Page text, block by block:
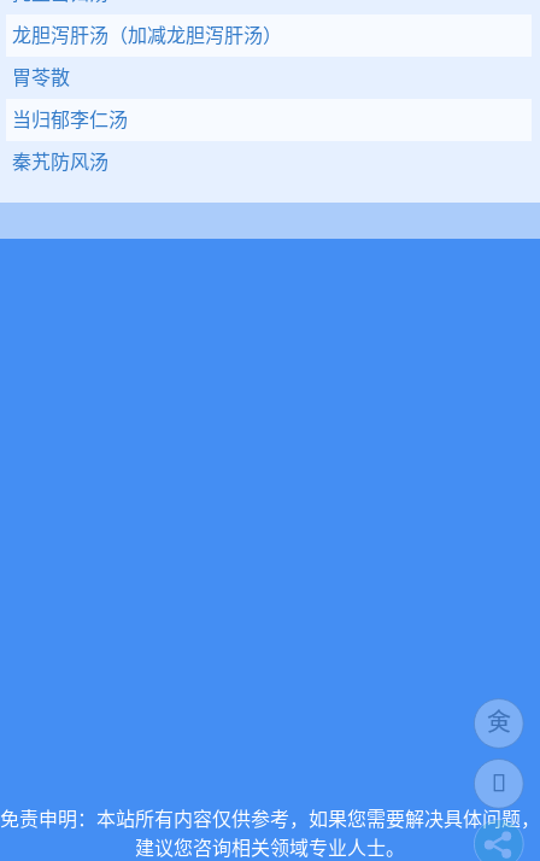
龙胆泻肝汤（加减龙胆泻肝汤）
胃苓散
当归郁李仁汤
秦艽防风汤
免责申明：本站所有内容仅供参考，如果您需要解决具体问题，
建议您咨询相关领域专业人士。